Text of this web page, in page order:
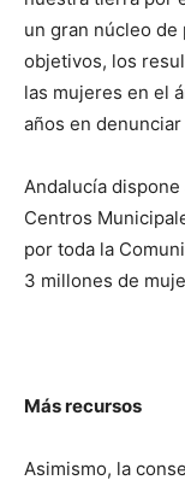
un gran núcleo de
objetivos, los
las mujeres en el
años en
Andalucía
Centros
por toda la
3 millones de
Más recursos
Asimismo, la